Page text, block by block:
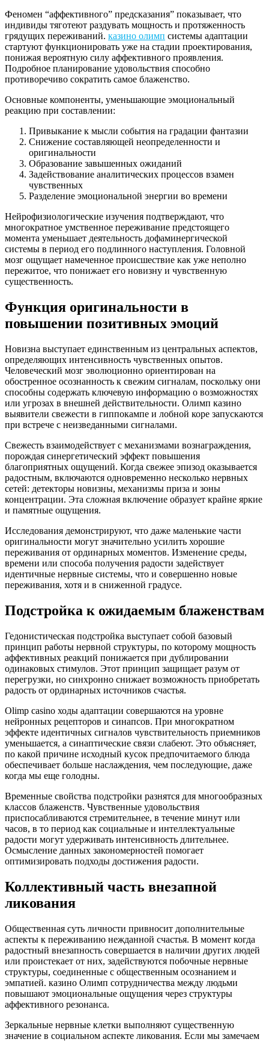
Феномен “аффективного” предсказания” показывает, что
индивиды тяготеют раздувать мощность и протяженность
грядущих переживаний. казино олимп системы адаптации
стартуют функционировать уже на стадии проектирования,
понижая вероятную силу аффективного проявления.
Подробное планирование удовольствия способно
противоречиво сократить самое блаженство.
Основные компоненты, уменьшающие эмоциональный
реакцию при составлении:
Привыкание к мысли события на градации фантазии
Снижение составляющей неопределенности и
оригинальности
Образование завышенных ожиданий
Задействование аналитических процессов взамен
чувственных
Разделение эмоциональной энергии во времени
Нейрофизиологические изучения подтверждают, что
многократное умственное переживание предстоящего
момента уменьшает деятельность дофаминергической
системы в период его подлинного наступления. Головной
мозг ощущает намеченное происшествие как уже неполно
пережитое, что понижает его новизну и чувственную
существенность.
Функция оригинальности в
повышении позитивных эмоций
Новизна выступает единственным из центральных аспектов,
определяющих интенсивность чувственных опытов.
Человеческий мозг эволюционно ориентирован на
обостренное осознанность к свежим сигналам, поскольку они
способны содержать ключевую информацию о возможностях
или угрозах в внешней действительности. Олимп казино
выявители свежести в гиппокампе и лобной коре запускаются
при встрече с неизведанными сигналами.
Свежесть взаимодействует с механизмами вознаграждения,
порождая синергетический эффект повышения
благоприятных ощущений. Когда свежее эпизод оказывается
радостным, включаются одновременно несколько нервных
сетей: детекторы новизны, механизмы приза и зоны
концентрации. Эта сложная включение образует крайне яркие
и памятные ощущения.
Исследования демонстрируют, что даже маленькие части
оригинальности могут значительно усилить хорошие
переживания от ординарных моментов. Изменение среды,
времени или способа получения радости задействует
идентичные нервные системы, что и совершенно новые
переживания, хотя и в сниженной градусе.
Подстройка к ожидаемым блаженствам
Гедонистическая подстройка выступает собой базовый
принцип работы нервной структуры, по которому мощность
аффективных реакций понижается при дублировании
одинаковых стимулов. Этот принцип защищает разум от
перегрузки, но синхронно снижает возможность приобретать
радость от ординарных источников счастья.
Olimp casino ходы адаптации совершаются на уровне
нейронных рецепторов и синапсов. При многократном
эффекте идентичных сигналов чувствительность приемников
уменьшается, а синаптические связи слабеют. Это объясняет,
по какой причине исходный кусок предпочитаемого блюда
обеспечивает больше наслаждения, чем последующие, даже
когда мы еще голодны.
Временные свойства подстройки разнятся для многообразных
классов блаженств. Чувственные удовольствия
приспосабливаются стремительнее, в течение минут или
часов, в то период как социальные и интеллектуальные
радости могут удерживать интенсивность длительнее.
Осмысление данных закономерностей помогает
оптимизировать подходы достижения радости.
Коллективный часть внезапной
ликования
Общественная суть личности привносит дополнительные
аспекты к переживанию нежданной счастья. В момент когда
радостный внезапность совершается в наличии других людей
или проистекает от них, задействуются побочные нервные
структуры, соединенные с общественным осознанием и
эмпатией. казино Олимп сотрудничества между людьми
повышают эмоциональные ощущения через структуры
аффективного резонанса.
Зеркальные нервные клетки выполняют существенную
значение в социальном аспекте ликования. Если мы замечаем